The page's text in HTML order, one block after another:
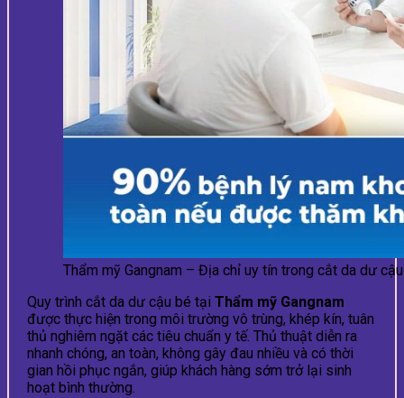
Thẩm mỹ Gangnam – Địa chỉ uy tín trong cắt da dư
Quy trình cắt da dư cậu bé tại Thẩm mỹ Gangnam
được thực hiện trong môi trường vô trùng, khép kín, tuân
thủ nghiêm ngặt các tiêu chuẩn y tế. Thủ thuật diễn ra
nhanh chóng, an toàn, không gây đau nhiều và có thời
gian hồi phục ngắn, giúp khách hàng sớm trở lại sinh
hoạt bình thường.